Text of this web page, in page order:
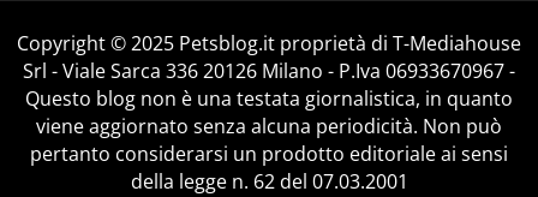
Copyright © 2025 Petsblog.it proprietà di T-Mediahouse
Srl - Viale Sarca 336 20126 Milano - P.Iva 06933670967 -
Questo blog non è una testata giornalistica, in quanto
viene aggiornato senza alcuna periodicità. Non può
pertanto considerarsi un prodotto editoriale ai sensi
della legge n. 62 del 07.03.2001